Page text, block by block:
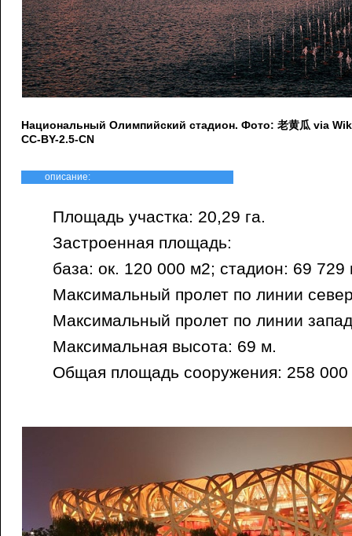
Национальный Олимпийский стадион. Фото: 老黄瓜 via
CC-BY-2.5-CN
описание:
Площадь участка: 20,29 га.
Застроенная площадь:
база: ок. 120 000 м2; стадион: 69 729
Максимальный пролет по линии
Максимальный пролет по линии
Максимальная высота: 69 м.
Общая площадь сооружения: 258